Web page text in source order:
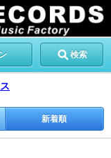
検索
新着順